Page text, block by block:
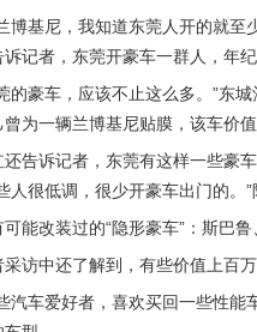
基尼，我知道东莞人开的就至
记者，东莞开豪车一群人，年
豪车，应该不止这么多。”东城
为一辆兰博基尼贴膜，该车价
诉记者，东莞有这样一些豪车
人很低调，很少开豪车出门的。”
改装过的“隐形豪车”：斯巴鲁
中还了解到，有些价值上百万
车爱好者，喜欢买回一些性能